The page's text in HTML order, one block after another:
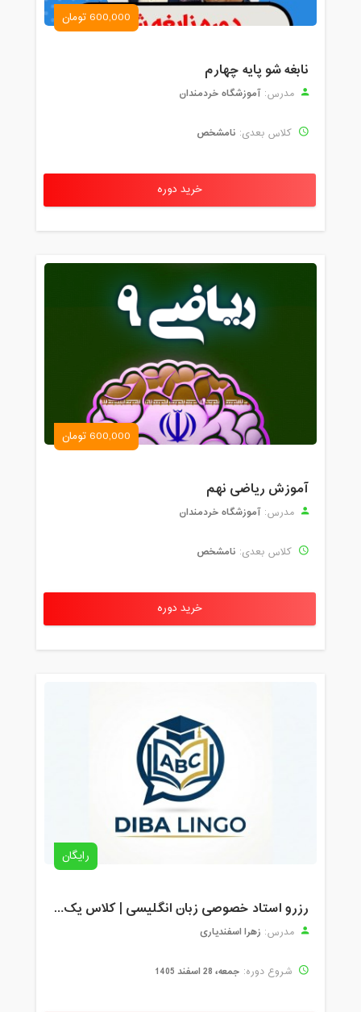
600,000 تومان
نابغه شو پایه چهارم
مدرس: آموزشگاه خردمندان
کلاس بعدی: نامشخص
خرید دوره
600,000 تومان
آموزش ریاضی نهم
مدرس: آموزشگاه خردمندان
کلاس بعدی: نامشخص
خرید دوره
رایگان
رزرو استاد خصوصی زبان انگلیسی | کلاس یک‌نفره با زهرا اسفندیاری + مشاوره رایگان
مدرس: زهرا اسفندیاری
شروع دوره: جمعه، 28 اسفند 1405